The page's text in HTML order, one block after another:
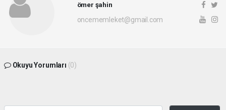
ömer şahin
oncememleket@gmail.com
Okuyu Yorumları (0)